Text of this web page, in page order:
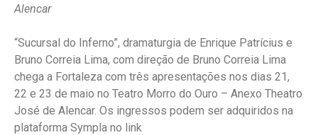
Alencar
“Sucursal do Inferno”, dramaturgia de Enrique Patrícius e
Bruno Correia Lima, com direção de Bruno Correia Lima
chega a Fortaleza com três apresentações nos dias 21,
22 e 23 de maio no Teatro Morro do Ouro – Anexo Theatro
José de Alencar. Os ingressos podem ser adquiridos na
plataforma Sympla no link